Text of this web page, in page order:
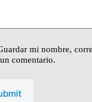
mi nombre,
comentario.